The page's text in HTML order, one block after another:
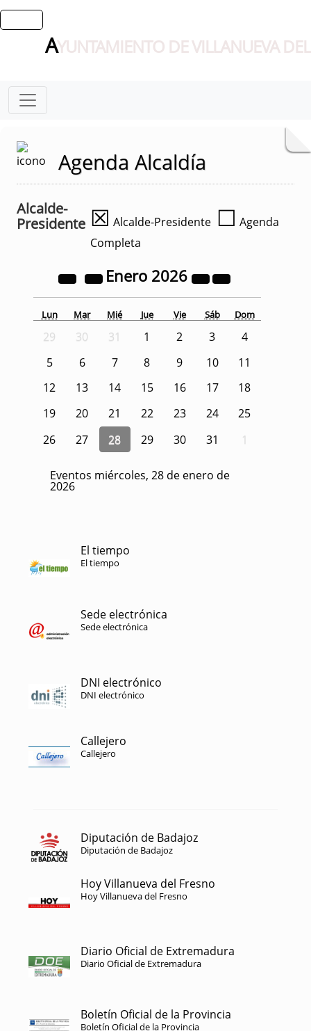
AYUNTAMIENTO DE VILLANUEVA
Agenda Alcaldía
Alcalde-
Presidente ☒ Alcalde-Presidente ☐ Agenda
Completa
Enero 2026
Lun Mar Mié Jue Vie Sáb Dom
29 30 31 1 2 3
4
5
6 7 8 9 10
11
12
13 14 15 16 17
18
19
20 21 22 23 24
25
26
27 28 29 30 31 1
Eventos miércoles, 28 de enero de
2026
El tiempo
El tiempo
Sede electrónica
Sede electrónica
DNI electrónico
DNI electrónico
Callejero
Callejero
Diputación de Badajoz
Diputación de Badajoz
Hoy Villanueva del Fresno
Hoy Villanueva del Fresno
Diario Oficial de Extremadura
Diario Oficial de Extremadura
Boletín Oficial de la Provincia
Boletín Oficial de la Provincia